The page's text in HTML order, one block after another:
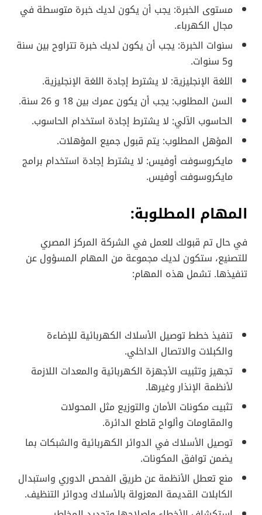
مستوى الخبرة: يجب أن يكون لديك خبرة متوسطة في
مجال الكهرباء.
سنوات الخبرة: يجب أن يكون لديك خبرة تتراوح بين سنة
و5 سنوات.
اللغة الإنجليزية: لا يشترط إجادة اللغة الإنجليزية.
السن المطلوب: يجب أن يكون عمرك بين 18 و 26 سنة.
الحاسوب الآلي: لا يشترط إجادة استخدام الحاسوب.
المؤهل المطلوب: يتم قبول جميع المؤهلات.
مايكروسوفت أوفيس: لا يشترط إجادة استخدام برامج
مايكروسوفت أوفيس.
المهام المطلوبة:
في حال تم قبولك للعمل في الشركة المركز المصري
للتصنيع، ستكون لديك مجموعة من المهام المسؤول عن
تنفيذها. تشمل هذه المهام:
تنفيذ خطط توصيل الأسلاك الكهربائية للإضاءة
والكبلات والاتصال الداخلي.
تجهيز وتثبيت الأجهزة الكهربائية والمعدات اللازمة
لأنظمة الإنذار وغيرها.
تثبيت مكونات الأمان والتوزيع مثل المحولات
والمقاومات وألواح قاطع الدائرة.
توصيل الأسلاك في الدوائر الكهربائية والشبكات بما
يضمن توافق المكونات.
منع تعطل الأنظمة عن طريق الفحص الدوري واستبدال
الكابلات القديمة المعزولة بالأسلاك ودوائر التنظيف.